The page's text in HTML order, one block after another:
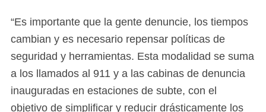
“Es importante que la gente denuncie, los tiempos
cambian y es necesario repensar políticas de
seguridad y herramientas. Esta modalidad se suma
a los llamados al 911 y a las cabinas de denuncia
inauguradas en estaciones de subte, con el
objetivo de simplificar y reducir drásticamente los